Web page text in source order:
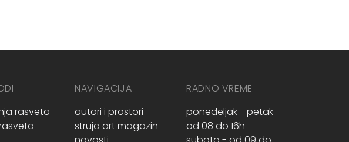
rasveta
NAVIGACIJA
autori i prostori
struja art magazin
RADNO VREME
ponedeljak - petak
od 08 do 16h